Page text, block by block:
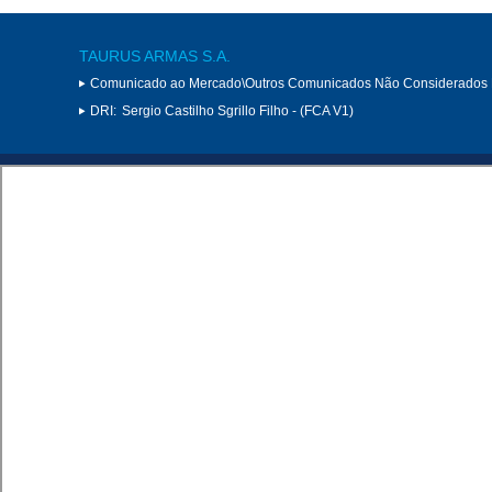
TAURUS ARMAS S.A.
Comunicado ao Mercado\Outros Comunicados Não Considerados
DRI: Sergio Castilho Sgrillo Filho - (FCA V1)